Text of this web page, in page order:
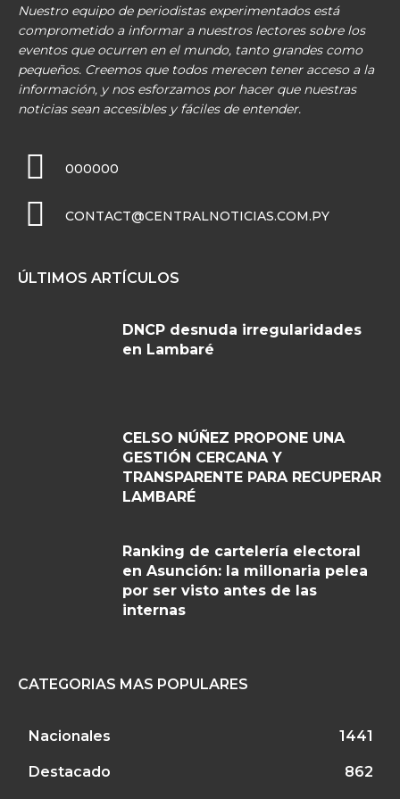
Nuestro equipo de periodistas experimentados está
comprometido a informar a nuestros lectores sobre los
eventos que ocurren en el mundo, tanto grandes como
pequeños. Creemos que todos merecen tener acceso a la
información, y nos esforzamos por hacer que nuestras
noticias sean accesibles y fáciles de entender.
000000
CONTACT@CENTRALNOTICIAS.COM.PY
ÚLTIMOS ARTÍCULOS
DNCP desnuda irregularidades
en Lambaré
CELSO NÚÑEZ PROPONE UNA
GESTIÓN CERCANA Y
TRANSPARENTE PARA RECUPERAR
LAMBARÉ
Ranking de cartelería electoral
en Asunción: la millonaria pelea
por ser visto antes de las
internas
CATEGORIAS MAS POPULARES
Nacionales 1441
Destacado 862